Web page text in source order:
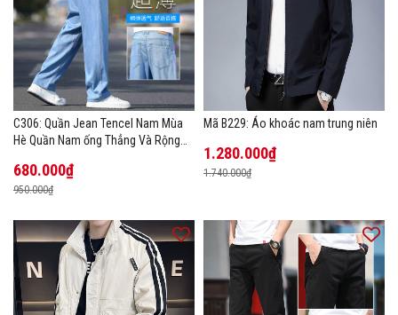
C306: Quần Jean Tencel Nam Mùa
Hè Quần Nam ống Thẳng Và Rộng
680.000₫
950.000₫
Mã B229: Áo khoác nam trung niên
1.280.000₫
1.740.000₫